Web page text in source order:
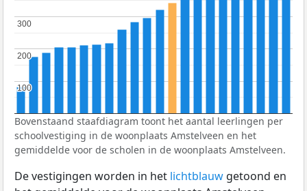
100
100
200
200
300
300
Bovenstaand staafdiagram toont het aantal leerlingen per
schoolvestiging in de woonplaats Amstelveen en het
gemiddelde voor de scholen in de woonplaats Amstelveen.
De vestigingen worden in het lichtblauw getoond en